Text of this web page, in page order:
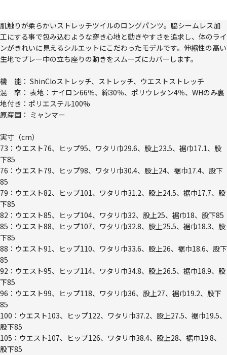
肌触りが柔らかいストレッチツイルのロングパンツ。脇シームレス加
工にする事で包み込むような穿き心地と動きやすさを追求し、体のライ
ンがきれいに見えるシルエットにこだわったモデルです。伸縮性の高い
生地でプレー中の立ち座りの動きをスムーズにカバーします。
機 能： ShinCloストレッチ、ストレッチ、ウエストストレッチ
混 率： 表地：ナイロン66％、綿30％、ポリウレタン4％、WHのみ裏
地付き：ポリエステル100%
原産国： ミャンマー
実寸（cm）
73：ウエスト76、ヒップ95、ワタリ巾29.6、股上23.5、裾巾17.1、股
下85
76：ウエスト79、ヒップ98、ワタリ巾30.4、股上24、裾巾17.4、股下
85
79：ウエスト82、ヒップ101、ワタリ巾31.2、股上24.5、裾巾17.7、股
下85
82：ウエスト85、ヒップ104、ワタリ巾32、股上25、裾巾18、股下85
85：ウエスト88、ヒップ107、ワタリ巾32.8、股上25.5、裾巾18.3、股
下85
88：ウエスト91、ヒップ110、ワタリ巾33.6、股上26、裾巾18.6、股下
85
92：ウエスト95、ヒップ114、ワタリ巾34.8、股上26.5、裾巾18.9、股
下85
96：ウエスト99、ヒップ118、ワタリ巾36、股上27、裾巾19.2、股下
85
100：ウエスト103、ヒップ122、ワタリ巾37.2、股上27.5、裾巾19.5、
股下85
105：ウエスト107、ヒップ126、ワタリ巾38.4、股上28、裾巾19.8、
股下85